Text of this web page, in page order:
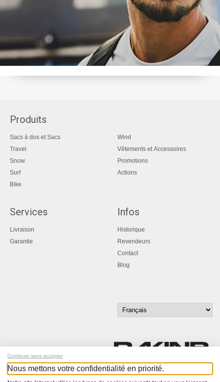
Produits
Sacs à dos et Sacs
Travel
Snow
Surf
Bike
Wind
Vêtements et Accessoires
Promotions
Actions
Services
Livraison
Garantie
Infos
Historique
Revendeurs
Contact
Blog
Continuer sans accepter
Nous mettons votre confidentialité en priorité.